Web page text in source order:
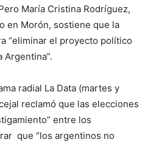
María Cristina Rodríguez,
en Morón, sostiene que la
“eliminar el proyecto político
radial La Data (martes y
reclamó que las elecciones
entre los
que “los argentinos no